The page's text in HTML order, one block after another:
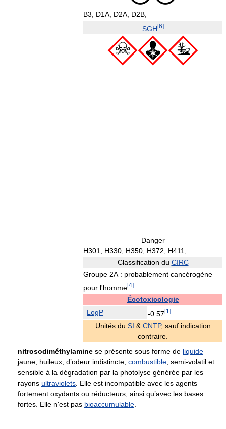
B3, D1A, D2A, D2B,
SGH[6]
Danger
H301,
H330, H350, H372,
H411,
Classification du CIRC
Groupe 2A : probablement cancérogène
pour l'homme[4]
Écotoxicologie
LogP
-0.57[1 ]
Unités du SI & CNTP, sauf indication
contraire.
nitrosodiméthylamine se présente sous forme de liquide
jaune, huileux, d’odeur indistincte, combustible , semi-volatil et
sensible à la dégradation par la photolyse générée par les
rayons ultraviolets . Elle est incompatible avec les agents
fortement oxydants ou réducteurs, ainsi qu’avec les bases
fortes. Elle n'est pas bioaccumulable